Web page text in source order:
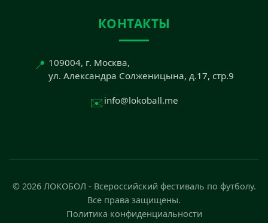
КОНТАКТЫ
📍 109004, г. Москва,
ул. Александра Солженицына, д.17, стр.9
✉️ info@lokoball.me
© 2026 ЛОКОБОЛ - Всероссийский фестиваль по футболу.
Все права защищены.
Политика конфиденциальности